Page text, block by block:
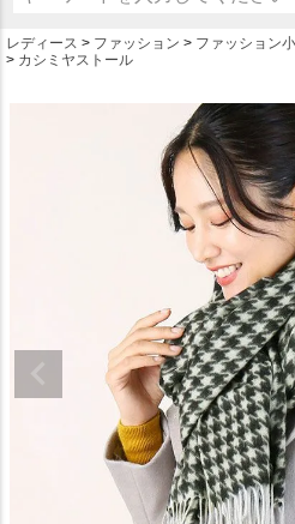
レディース ファッション ファッション
カシミヤストール